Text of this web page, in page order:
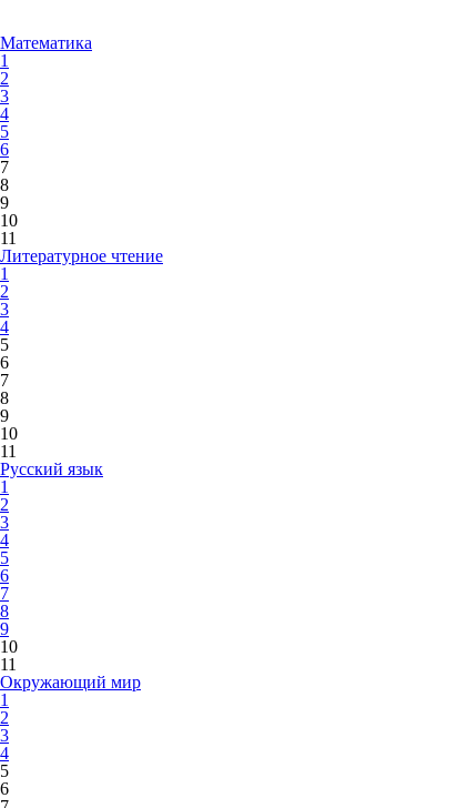
Математика
1
2
3
4
5
6
7
8
9
10
11
Литературное чтение
1
2
3
4
5
6
7
8
9
10
11
Русский язык
1
2
3
4
5
6
7
8
9
10
11
Окружающий мир
1
2
3
4
5
6